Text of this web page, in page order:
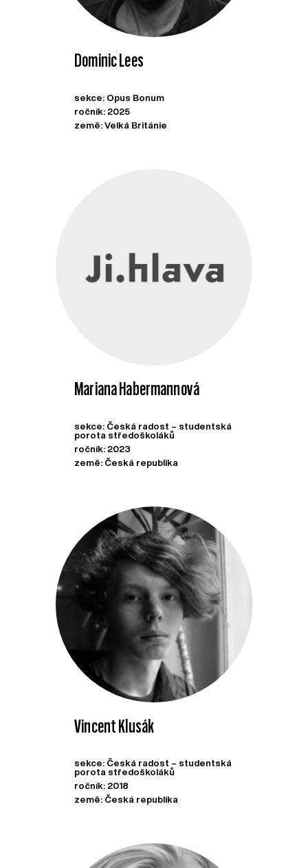
Dominic Lees
sekce: Opus Bonum
ročník: 2025
země: Velká Británie
Mariana Habermannová
sekce: Česká radost – studentská
porota středoškoláků
ročník: 2023
země: Česká republika
Vincent Klusák
sekce: Česká radost – studentská
porota středoškoláků
ročník: 2018
země: Česká republika